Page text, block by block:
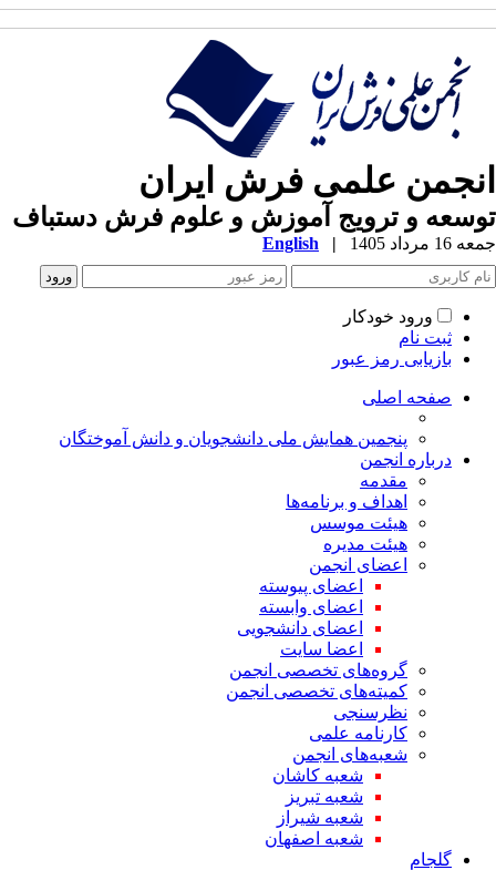
علمی فرش ایران
و ترویج آموزش و علوم فرش دستباف
مرداد 1405 |
English
ورود خودکار
ثبت نام
بازیابی رمز عبور
صفحه اصلی
پنجمین همایش ملی دانشجویان و دانش آموختگان
درباره انجمن
مقدمه
اهداف و برنامه‌ها
هیئت موسس
هیئت مدیره
اعضای انجمن
اعضای پیوسته
اعضای وابسته
اعضای دانشجویی
اعضا سایت
گروه‌های تخصصی انجمن
کمیته‌های تخصصی انجمن
نظرسنجی
کارنامه علمی
شعبه‌های انجمن
شعبه کاشان
شعبه تبریز
شعبه شیراز
شعبه اصفهان
گلجام